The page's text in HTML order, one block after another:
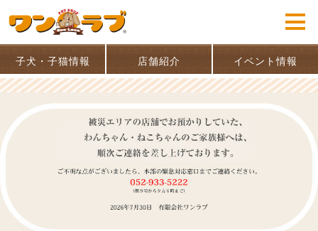
子犬・子猫情報 店舗紹介 イベント情報